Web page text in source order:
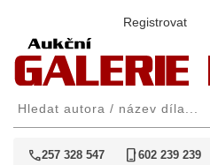
Registrovat
call257 328 547 phone_iphone602 239 239